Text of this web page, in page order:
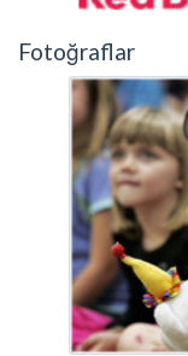
Fotoğraflar